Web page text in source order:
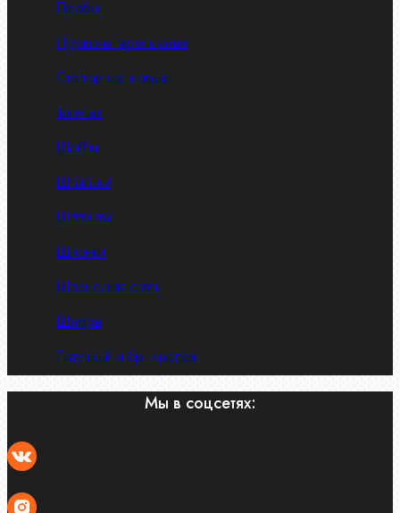
Пробки
Пружины тарельчатые
Стопорные кольца
Такелаж
Шайбы
Шпильки
Шплинты
Шпонки
Шпоночная сталь
Штифты
Латунный и бр. крепеж
Мы в соцсетях: